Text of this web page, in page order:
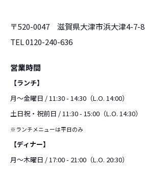
〒520-0047 滋賀県大津市浜大津4-7-8
TEL 0120-240-636
営業時間
【ランチ】
月〜金曜日 / 11:30 - 14:30（L.O. 14:00）
土日祝・祝前日 / 11:30 - 15:00（L.O. 14:30）
※ランチメニューは平日のみ
【ディナー】
月〜木曜日 / 17:00 - 21:00（L.O. 20:30）